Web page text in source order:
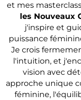
et mes
les Nouveaux
j'inspire et
puissance
Je crois
l'intuition, et
vision avec
approche unique
féminine,